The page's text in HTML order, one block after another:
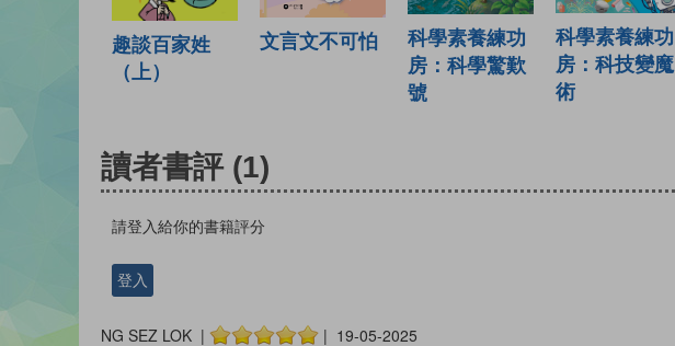
趣談百家姓
（上）
文言文不可怕
科學素養練功
房：科學驚歎
號
科學素養練功
房：科技變魔
術
讀者書評 (1)
請登入給你的書籍評分
登入
NG SEZ LOK | | 19-05-2025